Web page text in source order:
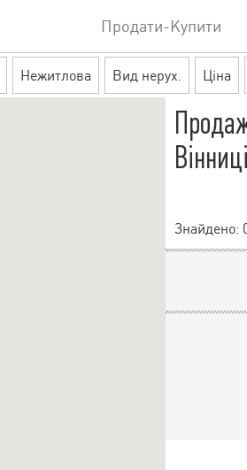
Продати-Купити
Нежитлова Вид нерух. Ціна
Вінниці
Знайдено: